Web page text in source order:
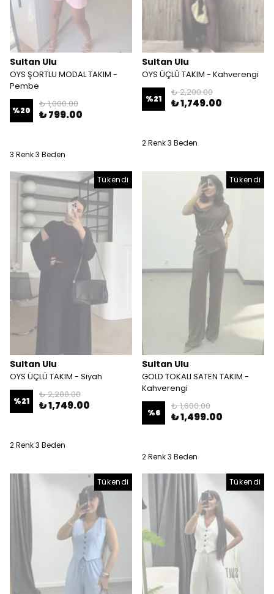
Sultan Ulu
OYS ŞORTLU MODAL TAKIM -
Pembe
%20
₺ 1,000.00
₺ 799.00
3 Renk 3 Beden
Sultan Ulu
OYS ÜÇLÜ TAKIM - Kahverengi
%21
₺ 2,200.00
₺ 1,749.00
2 Renk 3 Beden
Tükendi
Sultan Ulu
OYS ÜÇLÜ TAKIM - Siyah
%21
₺ 2,200.00
₺ 1,749.00
2 Renk 3 Beden
Tükendi
Sultan Ulu
GOLD TOKALI SATEN TAKIM -
Kahverengi
%6
₺ 1,600.00
₺ 1,499.00
2 Renk 3 Beden
Tükendi Tükendi